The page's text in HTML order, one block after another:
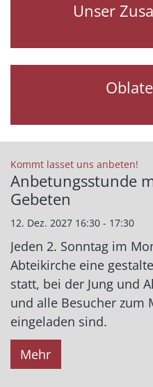
Unser
Kommt lasset uns anbeten!
Anbetungsstunde
Gebeten
12. Dez. 2027 16:30 - 17:30
Jeden 2. Sonntag im
Abteikirche eine
statt, bei der Jung und
und alle Besucher zum
eingeladen sind.
Mehr